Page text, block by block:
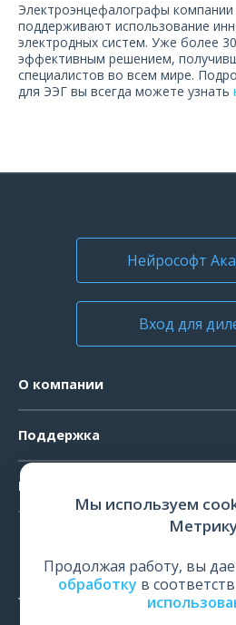
Электроэнцефалографы
поддерживают использование
электродных систем. Уже более
эффективным решением,
специалистов во всем мире.
для ЭЭГ вы всегда можете узнать
Нейрософт
Вход для
О компании
Официальные документы
Поддержка
Системные требования
Поверка и калибровка
Продукты
ЭМГ
ИОМ
Мы используем
Продолжая работу, вы
обработку в